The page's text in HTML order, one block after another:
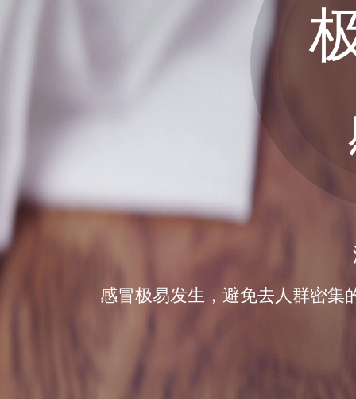
感冒极易发生，避免去人群密集